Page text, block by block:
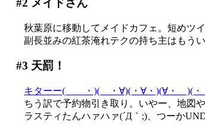
#2 メイドさん
秋葉原に移動してメイドカフェ。短めツ
副長並みの紅茶淹れテクの持ち主はもう
#3 天罰！
キターー( ・)( ・∀)(・∀・)(∀・ )(
ちう訳で予約物引き取り。いやー、地図
ラスティたんハァハァ(´Д｀;)、つーか